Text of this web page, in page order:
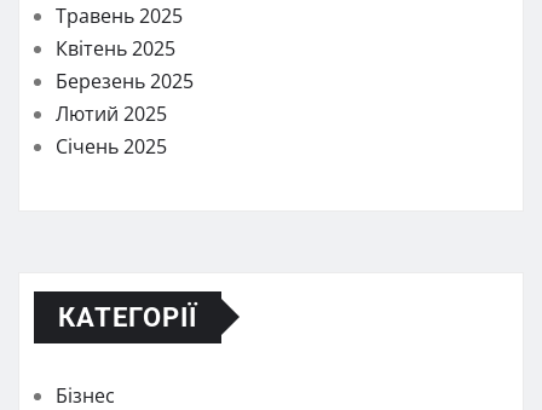
Травень 2025
Квітень 2025
Березень 2025
Лютий 2025
Січень 2025
КАТЕГОРІЇ
Бізнес